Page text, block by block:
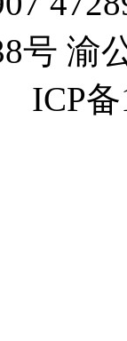
号 渝
ICP